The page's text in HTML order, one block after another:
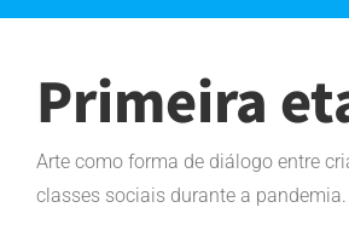
Primeira
Arte como forma de diálogo entre
classes sociais durante a pandemia.